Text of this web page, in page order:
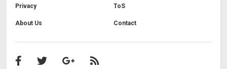
Privacy ToS
About Us Contact